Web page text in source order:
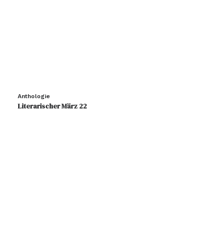
Anthologie
Literarischer März 22